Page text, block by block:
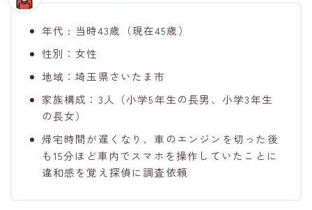
年代 : 当時43歳（現在45歳）
性別：女性
地域：埼玉県さいたま市
家族構成：3人（小学5年生の長男、小学3年生
の長女）
帰宅時間が遅くなり、車のエンジンを切った後
も15分ほど車内でスマホを操作していたことに
違和感を覚え探偵に調査依頼